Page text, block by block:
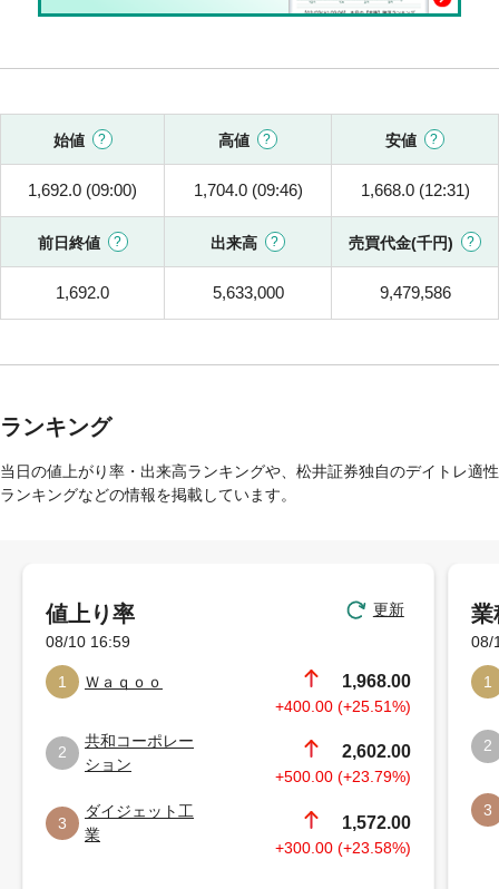
始値 高値 安値
1,692.0 (09:00) 1,704.0 (09:46) 1,668.0 (12:31)
前日終値 出来高 売買代金(千円)
1,692.0 5,633,000 9,479,586
ランキング
当日の値上がり率・出来高ランキングや、松井証券独自のデイトレ適性
ランキングなどの情報を掲載しています。